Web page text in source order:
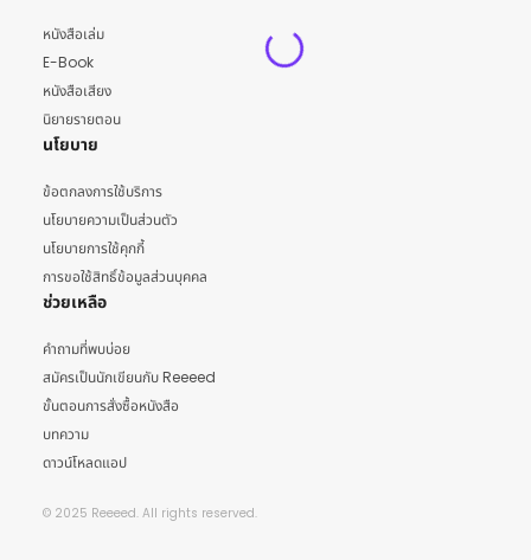
หนังสือเล่ม
E-Book
หนังสือเสียง
นิยายรายตอน
นโยบาย
ข้อตกลงการใช้บริการ
นโยบายความเป็นส่วนตัว
นโยบายการใช้คุกกี้
การขอใช้สิทธิ์ข้อมูลส่วนบุคคล
ช่วยเหลือ
คำถามที่พบบ่อย
สมัครเป็นนักเขียนกับ Reeeed
ขั้นตอนการสั่งซื้อหนังสือ
บทความ
ดาวน์โหลดแอป
© 2025 Reeeed. All rights reserved.